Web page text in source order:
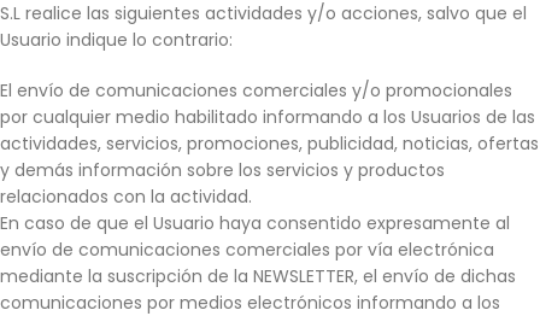
S.L realice las siguientes actividades y/o acciones, salvo que el
Usuario indique lo contrario:
El envío de comunicaciones comerciales y/o promocionales
por cualquier medio habilitado informando a los Usuarios de las
actividades, servicios, promociones, publicidad, noticias, ofertas
y demás información sobre los servicios y productos
relacionados con la actividad.
En caso de que el Usuario haya consentido expresamente al
envío de comunicaciones comerciales por vía electrónica
mediante la suscripción de la NEWSLETTER, el envío de dichas
comunicaciones por medios electrónicos informando a los